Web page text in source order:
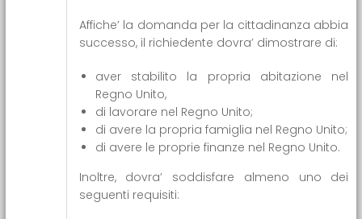
Affiche’ la domanda per la cittadinanza abbia
successo, il richiedente dovra’ dimostrare di:
aver stabilito la propria abitazione nel
Regno Unito,
di lavorare nel Regno Unito;
di avere la propria famiglia nel Regno Unito;
di avere le proprie finanze nel Regno Unito.
Inoltre, dovra’ soddisfare almeno uno dei
seguenti requisiti: